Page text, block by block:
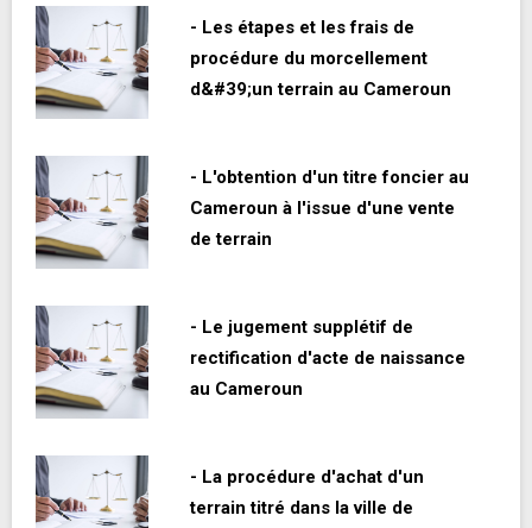
- Les étapes et les frais de
procédure du morcellement
d&#39;un terrain au Cameroun
- L'obtention d'un titre foncier au
Cameroun à l'issue d'une vente
de terrain
- Le jugement supplétif de
rectification d'acte de naissance
au Cameroun
- La procédure d'achat d'un
terrain titré dans la ville de